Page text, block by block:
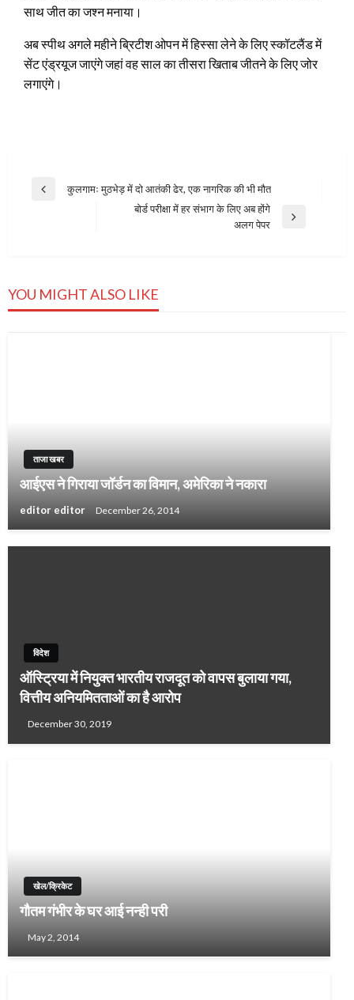
साथ जीत का जश्‍न मनाया।
अब स्‍पीथ अगले महीने ब्रिटीश ओपन में हिस्‍सा लेने के लिए स्‍कॉटलैंड में
सेंट एंड्रयूज जाएंगे जहां वह साल का तीसरा खिताब जीतने के लिए जोर
लगाएंगे।
Post
Previous
कुलगामः मुठभेड़ में दो आतंकी ढेर, एक नागरिक की भी मौत
बोर्ड परीक्षा में हर संभाग के लिए अब होंगे
अलग पेपर
YOU MIGHT ALSO LIKE
ताजा खबर
आईएस ने गिराया जॉर्डन का विमान, अमेरिका ने नकारा
editor editor December 26, 2014
विदेश
ऑस्ट्रिया में नियुक्त भारतीय राजदूत को वापस बुलाया गया,
वित्तीय अनियमितताओं का है आरोप
December 30, 2019
खेल/क्रिकेट
गौतम गंभीर के घर आई नन्ही परी
May 2, 2014